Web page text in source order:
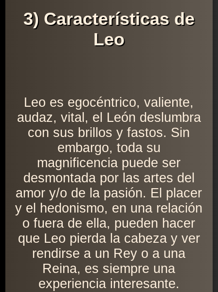
3) Características de
Leo
Leo es egocéntrico, valiente,
audaz, vital, el León deslumbra
con sus brillos y fastos. Sin
embargo, toda su
magnificencia puede ser
desmontada por las artes del
amor y/o de la pasión. El placer
y el hedonismo, en una relación
o fuera de ella, pueden hacer
que Leo pierda la cabeza y ver
rendirse a un Rey o a una
Reina, es siempre una
experiencia interesante.